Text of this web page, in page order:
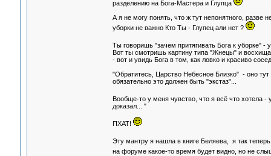
разделению на Бога-Мастера и Глупца
А я не могу понять, что ж тут непонятного,
уборки не важно Кто Ты - Глупец али нет ?
Ты говоришь "зачем притягивать Бога к уборке"
Вот ты смотришь картину типа "Жнецы" и
- вот и увидь Бога в том, как ловко и красиво
"Обратитесь, Царство Небесное Близко" - оно
обязательно это должен быть "экстаз"...
Вообще-то у меня чувство, что я всё что хотела -
доказал... "
ПХАТ!
Эту мантру я нашла в книге Беляева, я так
на форуме какое-то время будет видно, но не